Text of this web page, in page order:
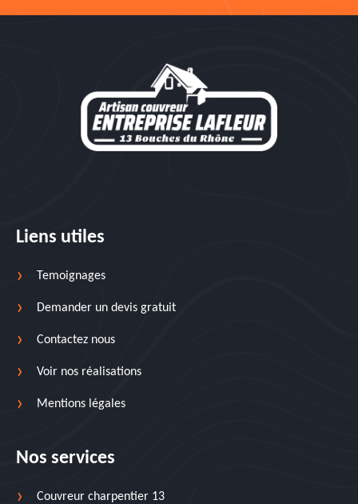
Liens utiles
Temoignages
Demander un devis gratuit
Contactez nous
Voir nos réalisations
Mentions légales
Nos services
Couvreur charpentier 13